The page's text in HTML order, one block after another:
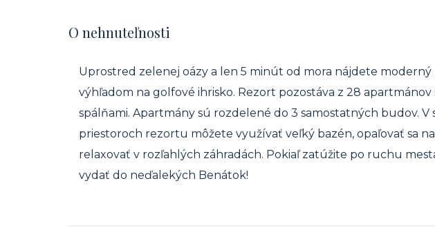
O nehnuteľnosti
Uprostred zelenej oázy a len 5 minút od mora nájdete moderný
výhľadom na golfové ihrisko. Rezort pozostáva z 28 apartmánov
spálňami. Apartmány sú rozdelené do 3 samostatných budov. V
priestoroch rezortu môžete využívať veľký bazén, opaľovať sa
relaxovať v rozľahlých záhradách. Pokiaľ zatúžite po ruchu
vydať do neďalekých Benátok!